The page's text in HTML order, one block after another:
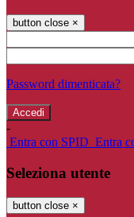
button close ×
Password dimenticata?
-
Entra con SPID Entra
Seleziona utente
button close ×